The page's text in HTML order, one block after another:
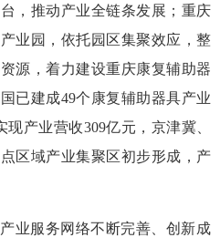
，推动产业全链条发展；重庆
业园，依托园区集聚效应，整
源，着力建设重庆康复辅助器
已建成49个康复辅助器具产业
产业营收309亿元，京津冀、
区域产业集聚区初步形成，产
业服务网络不断完善、创新成